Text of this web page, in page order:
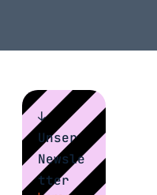
↓
Unser
Newsle
tter